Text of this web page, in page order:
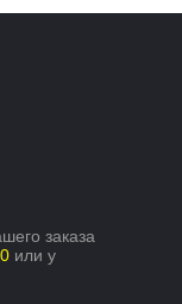
заказа
или у